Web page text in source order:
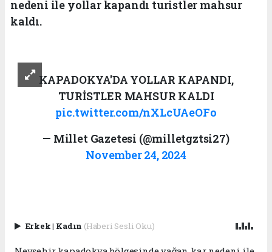
nedeni ile yollar kapandı turistler mahsur
kaldı.
KAPADOKYA'DA YOLLAR KAPANDI,
TURİSTLER MAHSUR KALDI
pic.twitter.com/nXLcUAeOFo
— Millet Gazetesi (@milletgztsi27)
November 24, 2024
Erkek| Kadın (Haberi Sesli Oku)